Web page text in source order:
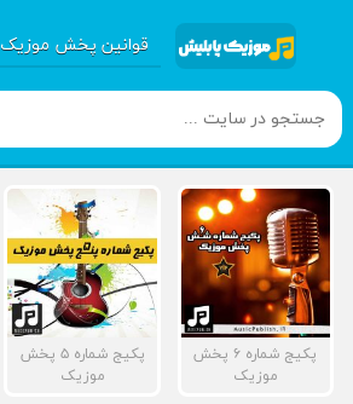
قوانین پخش موزیک
پکیج شماره ۶ پخش
موزیک
پکیج شماره ۵ پخش
موزیک